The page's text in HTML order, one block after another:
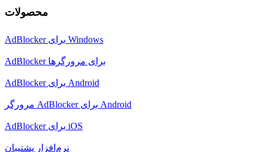
محصولات
AdBlocker برای Windows
AdBlocker برای مرورگرها
AdBlocker برای Android
مرورگر AdBlocker برای Android
AdBlocker برای iOS
نرم‌افزار پشتیبان